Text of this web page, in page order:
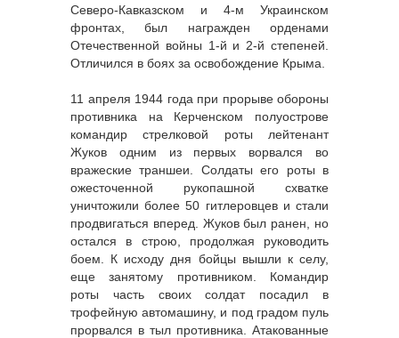
Северо-Кавказском и 4-м Украинском
фронтах, был награжден орденами
Отечественной войны 1-й и 2-й степеней.
Отличился в боях за освобождение Крыма.
11 апреля 1944 года при прорыве обороны
противника на Керченском полуострове
командир стрелковой роты лейтенант
Жуков одним из первых ворвался во
вражеские траншеи. Солдаты его роты в
ожесточенной рукопашной схватке
уничтожили более 50 гитлеровцев и стали
продвигаться вперед. Жуков был ранен, но
остался в строю, продолжая руководить
боем. К исходу дня бойцы вышли к селу,
еще занятому противником. Командир
роты часть своих солдат посадил в
трофейную автомашину, и под градом пуль
прорвался в тыл противника. Атакованные